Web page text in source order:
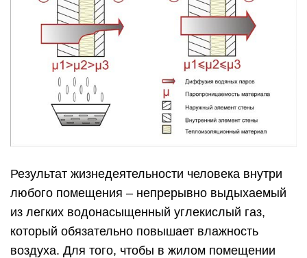
Результат жизнедеятельности человека внутри
любого помещения – непрерывно выдыхаемый
из легких водонасыщенный углекислый газ,
который обязательно повышает влажность
воздуха. Для того, чтобы в жилом помещении